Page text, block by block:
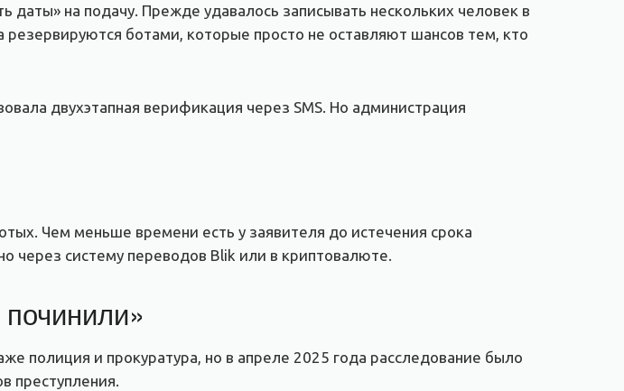
даты» на подачу. Прежде удавалось записывать нескольких человек в
резервируются ботами, которые просто не оставляют шансов тем, кто
двухэтапная верификация через SMS. Но администрация
Чем меньше времени есть у заявителя до истечения срока
через систему переводов Blik или в криптовалюте.
полиция и прокуратура, но в апреле 2025 года расследование было
преступления.